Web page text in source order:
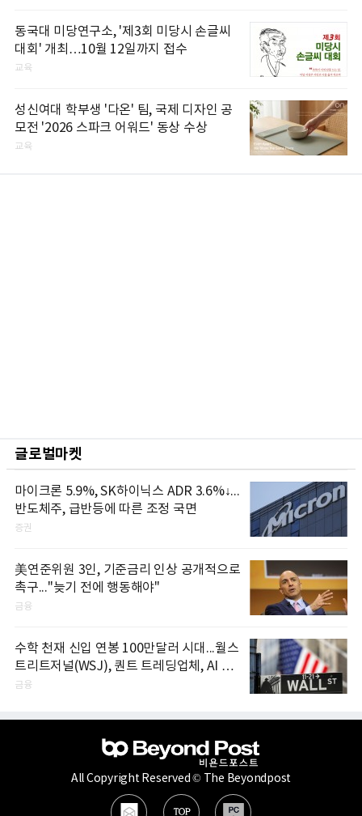
동국대 미당연구소, '제3회 미당시 손글씨
대회' 개최…10월 12일까지 접수
교육
성신여대 학부생 '다온' 팀, 국제 디자인 공
모전 '2026 스파크 어워드' 동상 수상
교육
글로벌마켓
마이크론 5.9%, SK하이닉스 ADR 3.6%↓...
반도체주, 급반등에 따른 조정 국면
증권
美연준위원 3인, 기준금리 인상 공개적으로
촉구..."늦기 전에 행동해야"
금융
수학 천재 신입 연봉 100만달러 시대...월스
트리트저널(WSJ), 퀀트 트레딩업체, AI 기
업들 인재 확보 경쟁
금융
All Copyright Reserved © The Beyondpost